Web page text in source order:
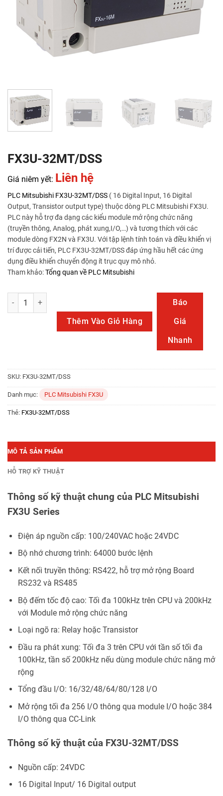
FX3U-32MT/DSS
Giá niêm yết: Liên hệ
PLC Mitsubishi FX3U-32MT/DSS ( 16 Digital Input, 16 Digital
Output, Transistor output type) thuộc dòng PLC Mitsubishi FX3U.
PLC này hỗ trợ đa dạng các kiểu module mở rộng chức năng
(truyền thông, Analog, phát xung,I/O,…) và tương thích với các
module dòng FX2N và FX3U. Với tập lệnh tính toán và điều khiển vị
trí được cải tiến, PLC FX3U-32MT/DSS đáp ứng hầu hết các ứng
dụng điều khiển chuyển động ít trục quy mô nhỏ.
Tham khảo:Tổng quan về PLC Mitsubishi
FX3U-32MT/DSS số lượng
Thêm Vào Giỏ Hàng
Báo
Giá
Nhanh
SKU: FX3U-32MT/DSS
Danh mục: PLC Mitsubishi FX3U
Thẻ: FX3U-32MT/DSS
MÔ TẢ SẢN PHẨM
HỖ TRỢ KỸ THUẬT
Thông số kỹ thuật chung của PLC Mitsubishi
FX3U Series
Điện áp nguồn cấp: 100/240VAC hoặc 24VDC
Bộ nhớ chương trình: 64000 bước lệnh
Kết nối truyền thông: RS422, hỗ trợ mở rộng Board
RS232 và RS485
Bộ đếm tốc độ cao: Tối đa 100kHz trên CPU và 200kHz
với Module mở rộng chức năng
Loại ngõ ra: Relay hoặc Transistor
Đầu ra phát xung: Tối đa 3 trên CPU với tần số tối đa
100kHz, tần số 200kHz nếu dùng module chức năng mở
rộng
Tổng đầu I/O: 16/32/48/64/80/128 I/O
Mở rộng tối đa 256 I/O thông qua module I/O hoặc 384
I/O thông qua CC-Link
Thông số kỹ thuật của FX3U-32MT/DSS
Nguồn cấp: 24VDC
16 Digital Input/ 16 Digital output